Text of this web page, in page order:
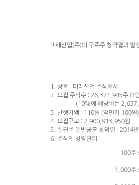
미래산업(주)의 구주주 청약결과 발
1. 상호 : 미래산업 주식회사
2. 모집 주식수 : 26,371,945주 (1
(10%에 해당하는 2,637,195
3. 발행가액 : 110원 (액면가 100원)
4. 모집규모 : 2,900,913,950원
5. 실권주 일반공모 청약일 : 2014
6. 주식의 청약단위 :
100주
1,000주